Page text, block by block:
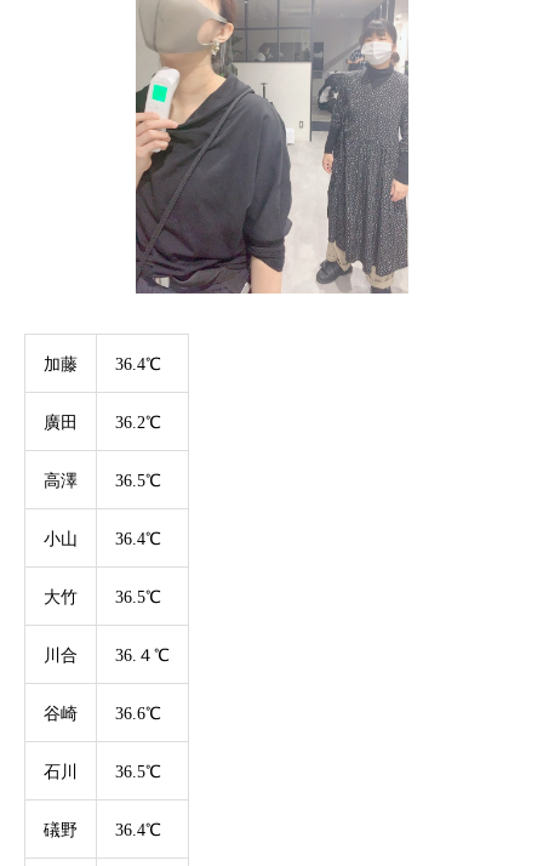
加藤 36.4℃
廣田 36.2℃
高澤 36.5℃
小山 36.4℃
大竹 36.5℃
川合 36.４℃
谷崎 36.6℃
石川 36.5℃
礒野 36.4℃